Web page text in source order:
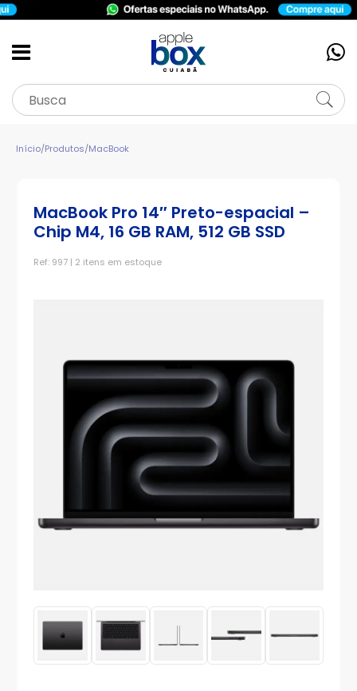
Início/Produtos/MacBook
MacBook Pro 14″ Preto-espacial –
Chip M4, 16 GB RAM, 512 GB SSD
Ref: 997 | 2 itens em estoque